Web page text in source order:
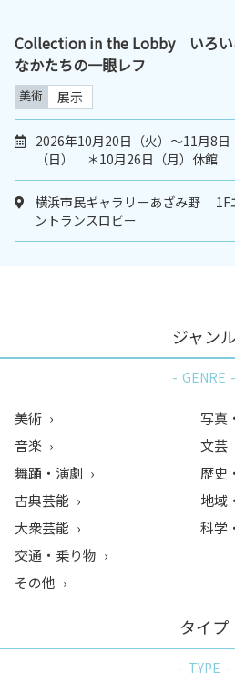
Collection in the Lobby いろい
なかたちの一眼レフ
美術 展示
2026年10月20日（火）〜11月8日
（日） ＊10月26日（月）休館
横浜市民ギャラリーあざみ野 1F
ントランスロビー
ジャンル
GENRE
美術
音楽
舞踊・演劇
古典芸能
大衆芸能
写真
文芸
歴史
地域
科学
交通・乗り物
その他
タイプ
TYPE